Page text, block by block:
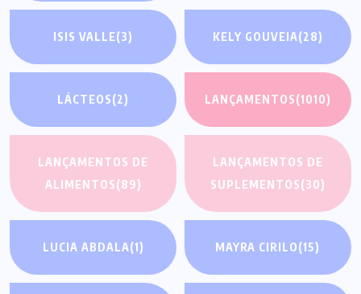
ISIS VALLE(3) KELY GOUVEIA(28)
LÁCTEOS(2) LANÇAMENTOS(1010)
LANÇAMENTOS DE
ALIMENTOS(89)
LANÇAMENTOS DE
SUPLEMENTOS(30)
LUCIA ABDALA(1) MAYRA CIRILO(15)